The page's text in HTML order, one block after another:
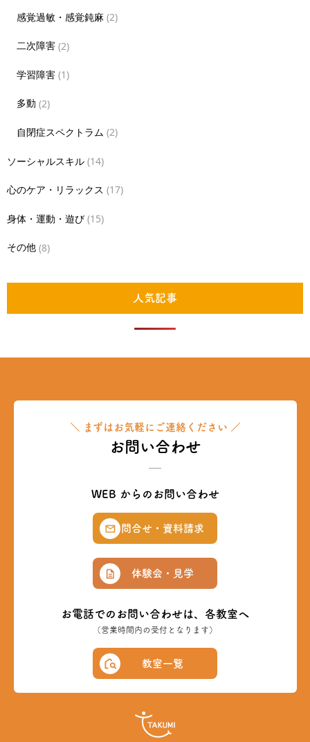
感覚過敏・感覚鈍麻 (2)
二次障害 (2)
学習障害 (1)
多動 (2)
自閉症スペクトラム (2)
ソーシャルスキル (14)
心のケア・リラックス (17)
身体・運動・遊び (15)
その他 (8)
人気記事
＼ まずはお気軽にご連絡ください ／
お問い合わせ
WEB からのお問い合わせ
問合せ・資料請求
体験会・見学
お電話でのお問い合わせは、各教室へ
（営業時間内の受付となります）
教室一覧